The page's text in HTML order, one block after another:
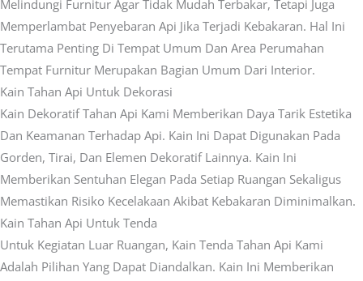
Melindungi Furnitur Agar Tidak Mudah Terbakar, Tetapi Juga
Memperlambat Penyebaran Api Jika Terjadi Kebakaran. Hal Ini
Terutama Penting Di Tempat Umum Dan Area Perumahan
Tempat Furnitur Merupakan Bagian Umum Dari Interior.
Kain Tahan Api Untuk Dekorasi
Kain Dekoratif Tahan Api Kami Memberikan Daya Tarik Estetika
Dan Keamanan Terhadap Api. Kain Ini Dapat Digunakan Pada
Gorden, Tirai, Dan Elemen Dekoratif Lainnya. Kain Ini
Memberikan Sentuhan Elegan Pada Setiap Ruangan Sekaligus
Memastikan Risiko Kecelakaan Akibat Kebakaran Diminimalkan.
Kain Tahan Api Untuk Tenda
Untuk Kegiatan Luar Ruangan, Kain Tenda Tahan Api Kami
Adalah Pilihan Yang Dapat Diandalkan. Kain Ini Memberikan